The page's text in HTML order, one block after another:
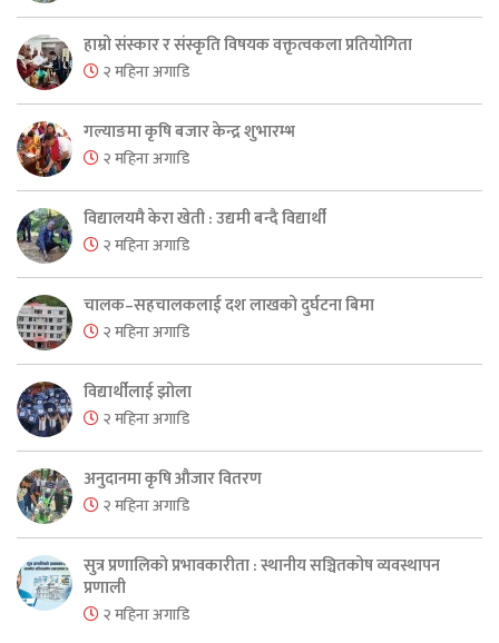
हाम्रो संस्कार र संस्कृति विषयक वक्तृत्वकला प्रतियोगिता
२ महिना अगाडि
गल्याङमा कृषि बजार केन्द्र शुभारम्भ
२ महिना अगाडि
विद्यालयमै केरा खेती : उद्यमी बन्दै विद्यार्थी
२ महिना अगाडि
चालक–सहचालकलाई दश लाखको दुर्घटना बिमा
२ महिना अगाडि
विद्यार्थीलाई झोला
२ महिना अगाडि
अनुदानमा कृषि औजार वितरण
२ महिना अगाडि
सुत्र प्रणालिको प्रभावकारीता : स्थानीय सञ्चितकोष व्यवस्थापन
प्रणाली
२ महिना अगाडि